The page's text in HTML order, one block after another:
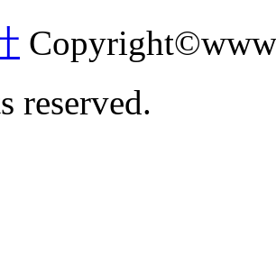
reserved.